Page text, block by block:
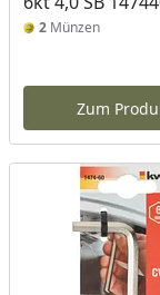
2 Münzen
Zum